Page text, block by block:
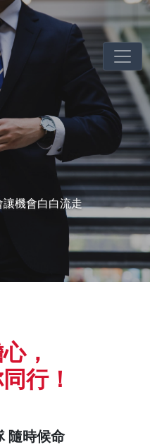
機會白白流走
，
行！
隨時候命